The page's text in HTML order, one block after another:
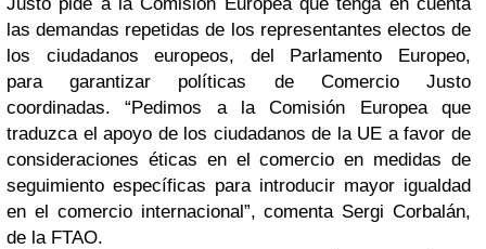
las demandas repetidas de los representantes electos de
los ciudadanos europeos, del Parlamento Europeo,
para garantizar políticas de Comercio Justo
coordinadas. “Pedimos a la Comisión Europea que
traduzca el apoyo de los ciudadanos de la UE a favor de
consideraciones éticas en el comercio en medidas de
seguimiento específicas para introducir mayor igualdad
en el comercio internacional”, comenta Sergi Corbalán,
de la FTAO.